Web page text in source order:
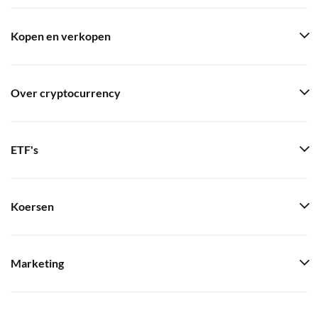
Kopen en verkopen
Over cryptocurrency
ETF's
Koersen
Marketing